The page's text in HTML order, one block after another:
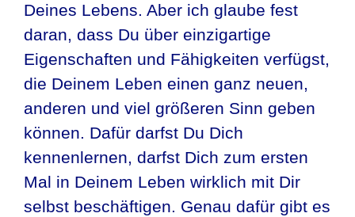
Deines Lebens. Aber ich glaube fest
daran, dass Du über einzigartige
Eigenschaften und Fähigkeiten verfügst,
die Deinem Leben einen ganz neuen,
anderen und viel größeren Sinn geben
können. Dafür darfst Du Dich
kennenlernen, darfst Dich zum ersten
Mal in Deinem Leben wirklich mit Dir
selbst beschäftigen. Genau dafür gibt es